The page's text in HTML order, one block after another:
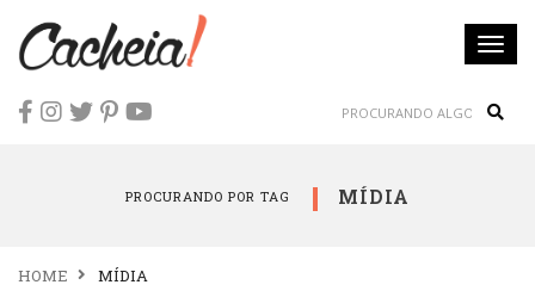
PROCURANDO POR TAG MÍDIA
HOME MÍDIA